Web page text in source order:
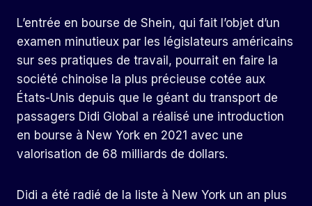
L’entrée en bourse de Shein, qui fait l’objet d’un
examen minutieux par les législateurs américains
sur ses pratiques de travail, pourrait en faire la
société chinoise la plus précieuse cotée aux
États-Unis depuis que le géant du transport de
passagers Didi Global a réalisé une introduction
en bourse à New York en 2021 avec une
valorisation de 68 milliards de dollars.
Didi a été radié de la liste à New York un an plus